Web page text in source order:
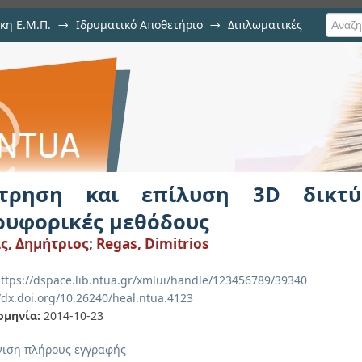
Ε.Μ.Π. → Ιδρυματικό Αποθετήριο → Διπλωματικές
3D δικτύου αναφοράς με
και επίλυση 3D
μεθόδους
Δημήτριος; Regas, Dimitrios
dspace.lib.ntua.gr/xmlui/handle/123456789/39340
10.26240/heal.ntua.4123
2014-10-23
πλήρους εγγραφής